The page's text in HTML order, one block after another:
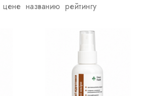
цене названию рейтингу